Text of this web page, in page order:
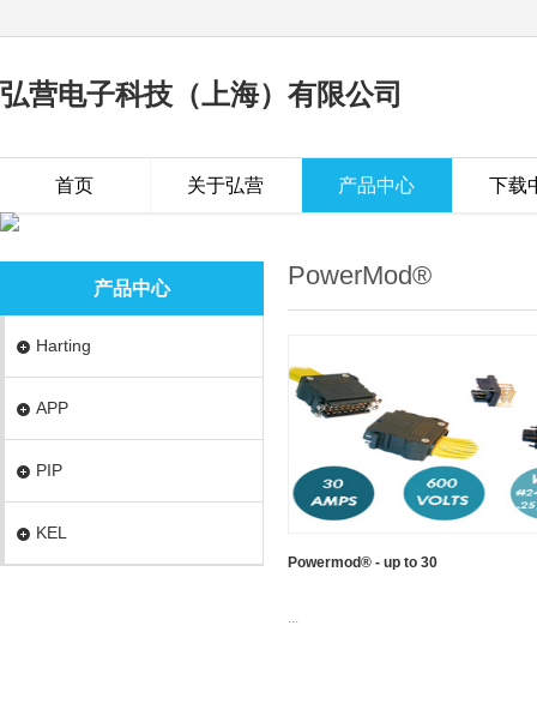
弘营电子科技（上海）有限公司
首页 关于弘营 产品中心 下载
产品中心
Harting
APP
PIP
KEL
PowerMod®
Powermod® - up to 30
...